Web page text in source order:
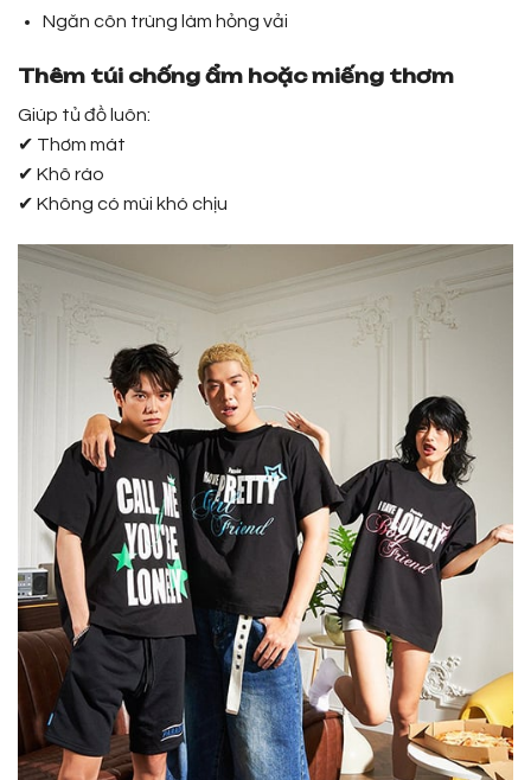
Ngăn côn trùng làm hỏng vải
Thêm túi chống ẩm hoặc miếng thơm
Giúp tủ đồ luôn:
✔ Thơm mát
✔ Khô ráo
✔ Không có mùi khó chịu